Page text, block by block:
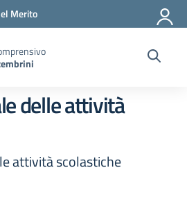
Merito
delle attività
attività scolastiche